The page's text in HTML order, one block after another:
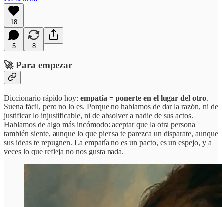
18
5 8
🚀 Para empezar
Diccionario rápido hoy: empatía = ponerte en el lugar del otro.
Suena fácil, pero no lo es. Porque no hablamos de dar la razón, ni de
justificar lo injustificable, ni de absolver a nadie de sus actos.
Hablamos de algo más incómodo: aceptar que la otra persona
también siente, aunque lo que piensa te parezca un disparate, aunque
sus ideas te repugnen. La empatía no es un pacto, es un espejo, y a
veces lo que refleja no nos gusta nada.